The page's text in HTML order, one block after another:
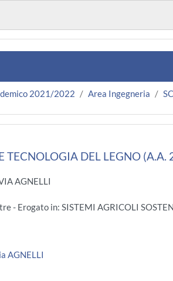
2021/2022 Area Ingegneria
TECNOLOGIA DEL LEGNO (A.A.
AGNELLI
- Erogato in: SISTEMI AGRICOLI
AGNELLI